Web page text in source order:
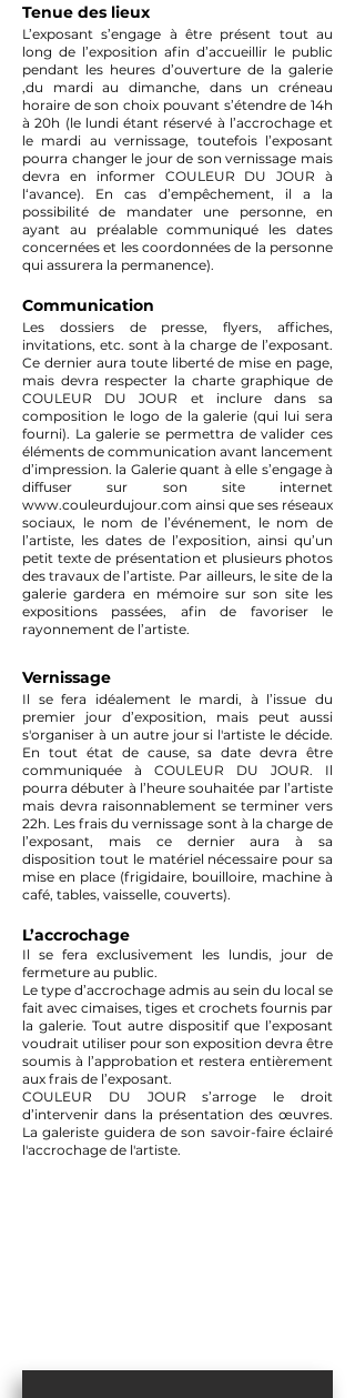
Tenue des lieux
L’exposant s’engage à être présent tout au
long de l’exposition afin d’accueillir le public
pendant les heures d’ouverture de la galerie
,du mardi au dimanche, dans un créneau
horaire de son choix pouvant s’étendre de 14h
à 20h (le lundi étant réservé à l’accrochage et
le mardi au vernissage, toutefois l’exposant
pourra changer le jour de son vernissage mais
devra en informer COULEUR DU JOUR à
l‘avance). En cas d’empêchement, il a la
possibilité de mandater une personne, en
ayant au préalable communiqué les dates
concernées et les coordonnées de la personne
qui assurera la permanence).
Communication
Les dossiers de presse, flyers, affiches,
invitations, etc. sont à la charge de l’exposant.
Ce dernier aura toute liberté de mise en page,
mais devra respecter la charte graphique de
COULEUR DU JOUR et inclure dans sa
composition le logo de la galerie (qui lui sera
fourni). La galerie se permettra de valider ces
éléments de communication avant lancement
d’impression. la Galerie quant à elle s’engage à
diffuser sur son site internet
www.couleurdujour.com ainsi que ses réseaux
sociaux, le nom de l’événement, le nom de
l’artiste, les dates de l’exposition, ainsi qu’un
petit texte de présentation et plusieurs photos
des travaux de l’artiste. Par ailleurs, le site de la
galerie gardera en mémoire sur son site les
expositions passées, afin de favoriser le
rayonnement de l’artiste.
Vernissage
Il se fera idéalement le mardi, à l’issue du
premier jour d’exposition, mais peut aussi
s'organiser à un autre jour si l'artiste le décide.
En tout état de cause, sa date devra être
communiquée à COULEUR DU JOUR. Il
pourra débuter à l’heure souhaitée par l’artiste
mais devra raisonnablement se terminer vers
22h. Les frais du vernissage sont à la charge de
l’exposant, mais ce dernier aura à sa
disposition tout le matériel nécessaire pour sa
mise en place (frigidaire, bouilloire, machine à
café, tables, vaisselle, couverts).
L’accrochage
Il se fera exclusivement les lundis, jour de
fermeture au public.
Le type d’accrochage admis au sein du local se
fait avec cimaises, tiges et crochets fournis par
la galerie. Tout autre dispositif que l’exposant
voudrait utiliser pour son exposition devra être
soumis à l’approbation et restera entièrement
aux frais de l’exposant.
COULEUR DU JOUR s’arroge le droit
d’intervenir dans la présentation des œuvres.
La galeriste guidera de son savoir-faire éclairé
l'accrochage de l'artiste.